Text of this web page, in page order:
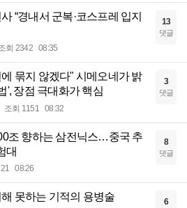
“경내서 군복·코스프레 입지
회 2342 08:35
13
댓글
묶지 않겠다" 시메오네가 밝
', 장점 극대화가 핵심
조회 1151 08:32
3
댓글
조 향하는 삼전닉스…중국 추
대
08:26
8
댓글
못하는 기적의 용병술 6